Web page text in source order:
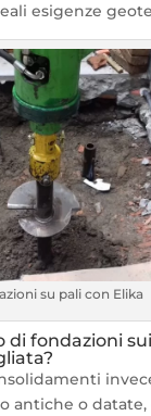
esigenze
su pali con Elika
di fondazioni
antiche o datate,